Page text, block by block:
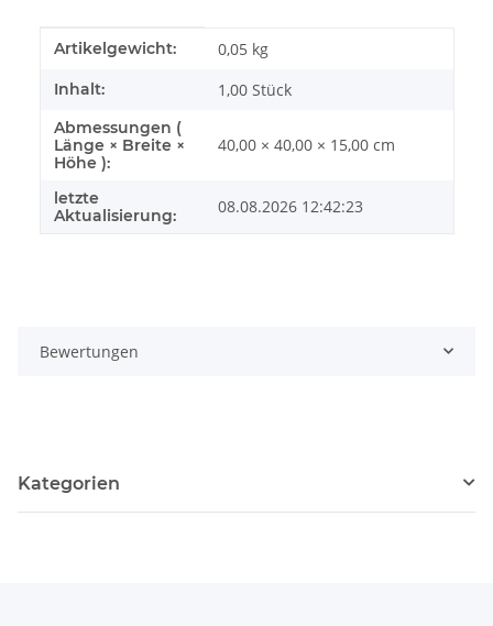
Produkteigenschaft
Wert
Artikelgewicht: 0,05 kg
Inhalt: 1,00 Stück
Abmessungen (
Länge × Breite ×
Höhe ):
40,00 × 40,00 × 15,00 cm
letzte
Aktualisierung:
08.08.2026 12:42:23
Bewertungen
Kategorien